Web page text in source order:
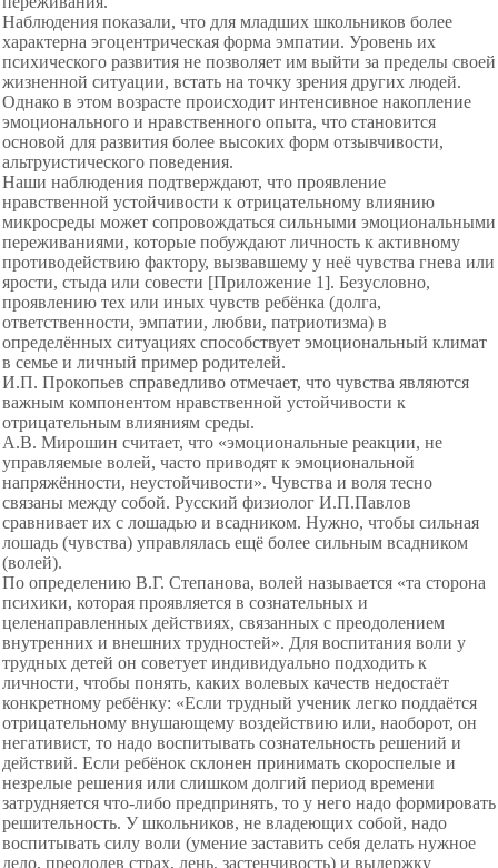
Наблюдения показали, что для младших школьников более
характерна эгоцентрическая форма эмпатии. Уровень их
психического развития не позволяет им выйти за пределы своей
жизненной ситуации, встать на точку зрения других людей.
Однако в этом возрасте происходит интенсивное накопление
эмоционального и нравственного опыта, что становится
основой для развития более высоких форм отзывчивости,
альтруистического поведения.
Наши наблюдения подтверждают, что проявление
нравственной устойчивости к отрицательному влиянию
микросреды может сопровождаться сильными эмоциональными
переживаниями, которые побуждают личность к активному
противодействию фактору, вызвавшему у неё чувства гнева или
ярости, стыда или совести [Приложение 1]. Безусловно,
проявлению тех или иных чувств ребёнка (долга,
ответственности, эмпатии, любви, патриотизма) в
определённых ситуациях способствует эмоциональный климат
в семье и личный пример родителей.
И.П. Прокопьев справедливо отмечает, что чувства являются
важным компонентом нравственной устойчивости к
отрицательным влияниям среды.
А.В. Мирошин считает, что «эмоциональные реакции, не
управляемые волей, часто приводят к эмоциональной
напряжённости, неустойчивости». Чувства и воля тесно
связаны между собой. Русский физиолог И.П.Павлов
сравнивает их с лошадью и всадником. Нужно, чтобы сильная
лошадь (чувства) управлялась ещё более сильным всадником
(волей).
По определению В.Г. Степанова, волей называется «та сторона
психики, которая проявляется в сознательных и
целенаправленных действиях, связанных с преодолением
внутренних и внешних трудностей». Для воспитания воли у
трудных детей он советует индивидуально подходить к
личности, чтобы понять, каких волевых качеств недостаёт
конкретному ребёнку: «Если трудный ученик легко поддаётся
отрицательному внушающему воздействию или, наоборот, он
негативист, то надо воспитывать сознательность решений и
действий. Если ребёнок склонен принимать скороспелые и
незрелые решения или слишком долгий период времени
затрудняется что-либо предпринять, то у него надо формировать
решительность. У школьников, не владеющих собой, надо
воспитывать силу воли (умение заставить себя делать нужное
дело, преодолев страх, лень, застенчивость) и выдержку